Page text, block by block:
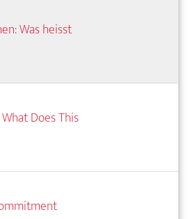
Was heisst
Does This